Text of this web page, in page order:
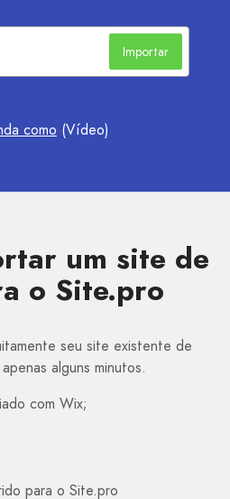
Importar
como (Vídeo)
um site de
o Site.pro
seu site existente de
alguns minutos.
com Wix;
para o Site.pro